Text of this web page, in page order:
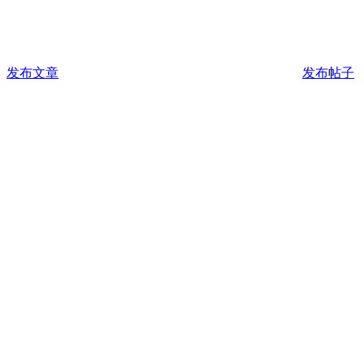
发布文章 发布帖子